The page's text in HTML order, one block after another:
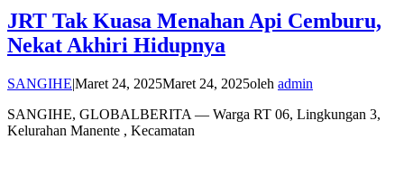
JRT Tak Kuasa Menahan Api Cemburu,
Nekat Akhiri Hidupnya
SANGIHE|Maret 24, 2025Maret 24, 2025oleh admin
SANGIHE, GLOBALBERITA — Warga RT 06, Lingkungan 3,
Kelurahan Manente , Kecamatan